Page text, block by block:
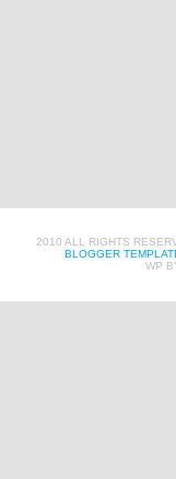
2010 ALL RIGHTS
BLOGGER
WP